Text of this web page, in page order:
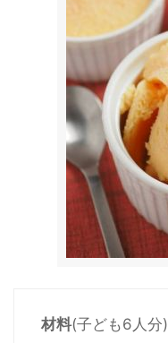
材料(子ども6人分)